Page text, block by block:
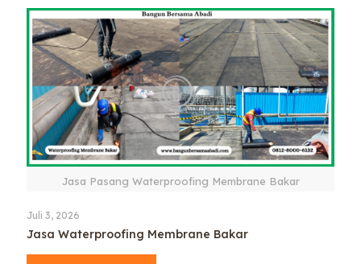
Jasa Pasang Waterproofing Membrane Bakar
Juli 3, 2026
Jasa Waterproofing Membrane Bakar